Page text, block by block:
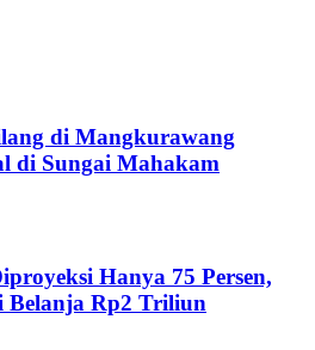
di Mangkurawang
di Sungai Mahakam
Hanya 75 Persen,
Belanja Rp2 Triliun